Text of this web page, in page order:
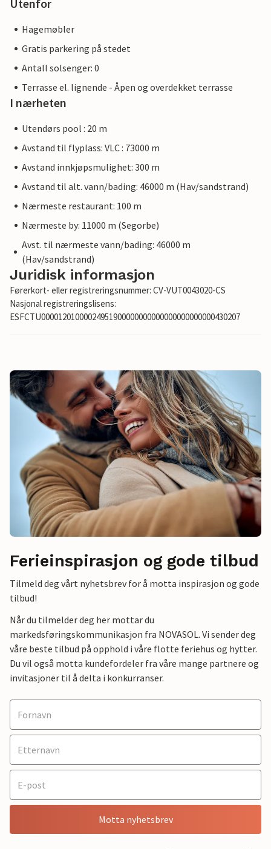
Utenfor
Hagemøbler
Gratis parkering på stedet
Antall solsenger: 0
Terrasse el. lignende - Åpen og overdekket terrasse
I nærheten
Utendørs pool : 20 m
Avstand til flyplass: VLC : 73000 m
Avstand innkjøpsmulighet: 300 m
Avstand til alt. vann/bading: 46000 m (Hav/sandstrand)
Nærmeste restaurant: 100 m
Nærmeste by: 11000 m (Segorbe)
Avst. til nærmeste vann/bading: 46000 m
(Hav/sandstrand)
Juridisk informasjon
Førerkort- eller registreringsnummer: CV-VUT0043020-CS
Nasjonal registreringslisens:
ESFCTU00001201000024951900000000000000000000000430207
Ferieinspirasjon og gode tilbud
Tilmeld deg vårt nyhetsbrev for å motta inspirasjon og gode
tilbud!
Når du tilmelder deg her mottar du
markedsføringskommunikasjon fra NOVASOL. Vi sender deg
våre beste tilbud på opphold i våre flotte feriehus og hytter.
Du vil også motta kundefordeler fra våre mange partnere og
invitasjoner til å delta i konkurranser.
Motta nyhetsbrev